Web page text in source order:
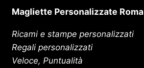
Magliette Personalizzate Roma
Ricami e stampe personalizzati
Regali personalizzati
Veloce, Puntualità